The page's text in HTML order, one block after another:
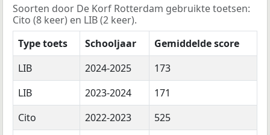
Soorten door De Korf Rotterdam gebruikte toetsen:
Cito (8 keer) en LIB (2 keer).
Type toets
Schooljaar
Gemiddelde score
LIB
2024-2025
173
LIB
2023-2024
171
Cito
2022-2023
525